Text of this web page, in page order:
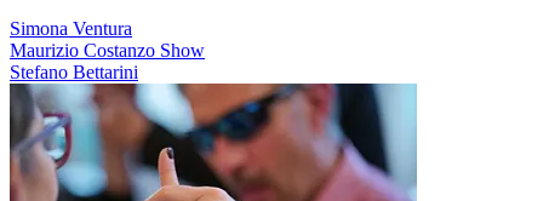
Simona Ventura
Maurizio Costanzo Show
Stefano Bettarini